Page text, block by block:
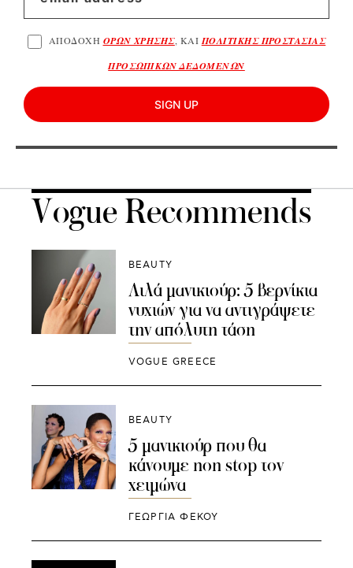
ΑΠΟΔΟΧΗ ΟΡΩΝ ΧΡΗΣΗΣ, ΚΑΙΠΟΛΙΤΙΚΗΣ ΠΡΟΣΤΑΣΙΑΣ
ΠΡΟΣΩΠΙΚΩΝ ΔΕΔΟΜΕΝΩΝ
SIGN UP
Vogue Recommends
BEAUTY
Λιλά μανικιούρ: 5 βερνίκια
νυχιών για να αντιγράψετε
την απόλυτη τάση
VOGUE GREECE
BEAUTY
5 μανικιούρ που θα
κάνουμε non stop τον
χειμώνα
ΓΕΩΡΓΙΑ ΦΕΚΟΥ